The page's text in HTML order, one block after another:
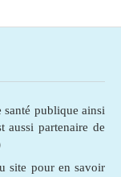
santé publique ainsi
partenaire de
site pour en savoir